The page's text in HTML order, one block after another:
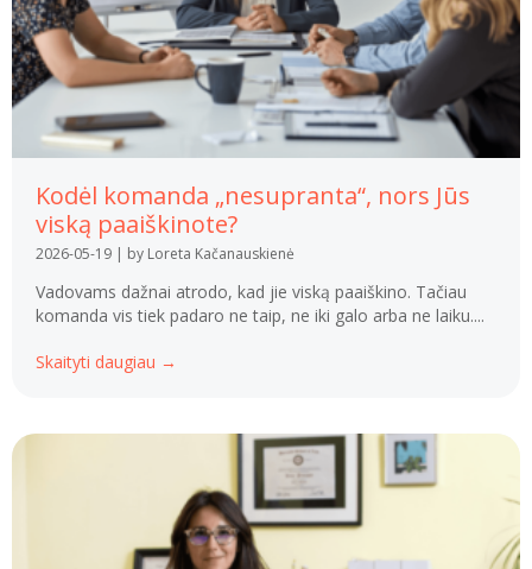
Kodėl komanda „nesupranta“, nors Jūs
viską paaiškinote?
2026-05-19| by Loreta Kačanauskienė
Vadovams dažnai atrodo, kad jie viską paaiškino. Tačiau
komanda vis tiek padaro ne taip, ne iki galo arba ne laiku....
Skaityti daugiau →